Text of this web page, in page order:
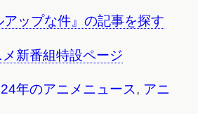
ップな件』の記事を探す
新番組特設ページ
年のアニメニュース, アニ